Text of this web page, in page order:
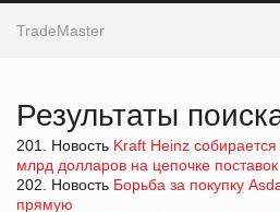
TradeMaster
Результаты
201. Новость Kraft Heinz
млрд долларов на цепочке поставок
202. Новость Борьба за покупку
прямую